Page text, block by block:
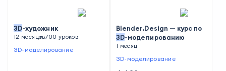
3D-художник
12 месяцев700 уроков
3D-моделирование
Blender.Design — курс по
3D-моделированию
1 месяц
3D-моделирование